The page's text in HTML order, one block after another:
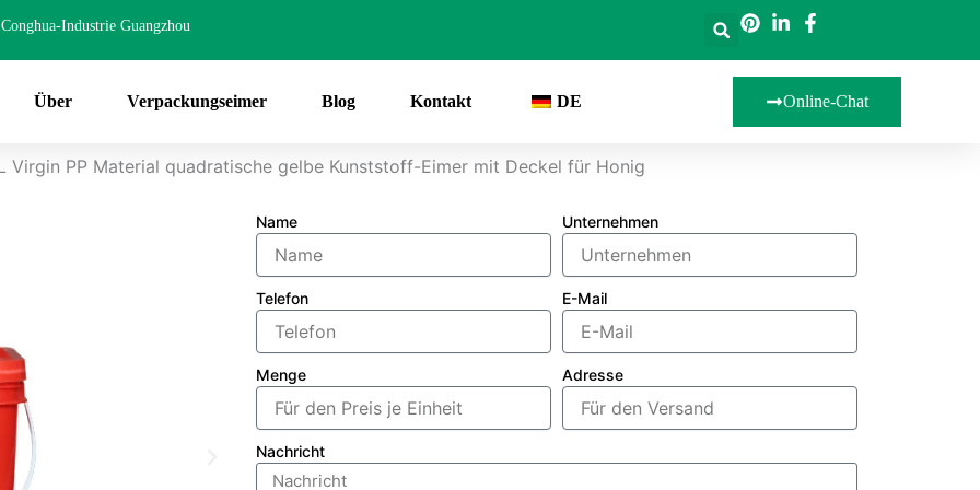
Conghua-Industrie Guangzhou
Über Verpackungseimer Blog Kontakt DE Online-Chat
Virgin PP Material quadratische gelbe Kunststoff-Eimer mit Deckel für Honig
Name Unternehmen
Telefon E-Mail
Menge Adresse
Nachricht